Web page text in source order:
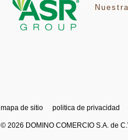
mapa de sitio politica de privacidad
© 2026 DOMINO COMERCIO S.A. de